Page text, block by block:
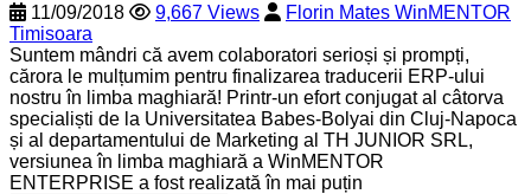
11/09/2018 9,667 Views
Florin Mates WinMENTOR
Timisoara
Suntem mândri că avem colaboratori serioși și prompți,
cărora le mulțumim pentru finalizarea traducerii ERP-ului
nostru în limba maghiară! Printr-un efort conjugat al câtorva
specialiști de la Universitatea Babes-Bolyai din Cluj-Napoca
și al departamentului de Marketing al TH JUNIOR SRL,
versiunea în limba maghiară a WinMENTOR
ENTERPRISE a fost realizată în mai puțin